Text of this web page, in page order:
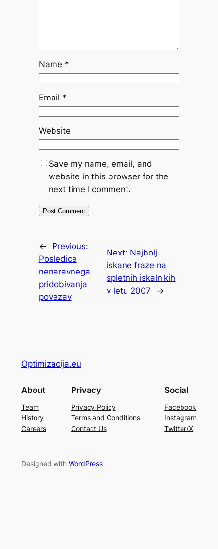
Name *
Email *
Website
Save my name, email, and
website in this browser for the
next time I comment.
←
Previous:
Posledice
nenaravnega
pridobivanja
povezav
Next: Najbolj
iskane fraze na
spletnih iskalnikih
v letu 2007
→
Optimizacija.eu
About
Team
History
Careers
Privacy
Privacy Policy
Terms and Conditions
Contact Us
Social
Facebook
Instagram
Twitter/X
Designed with WordPress